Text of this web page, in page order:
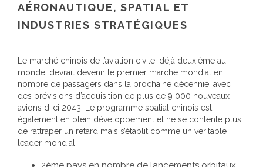
AÉRONAUTIQUE, SPATIAL ET
INDUSTRIES STRATÉGIQUES
Le marché chinois de l’aviation civile, déjà deuxième au
monde, devrait devenir le premier marché mondial en
nombre de passagers dans la prochaine décennie, avec
des prévisions d’acquisition de plus de 9 000 nouveaux
avions d’ici 2043. Le programme spatial chinois est
également en plein développement et ne se contente plus
de rattraper un retard mais s’établit comme un véritable
leader mondial.